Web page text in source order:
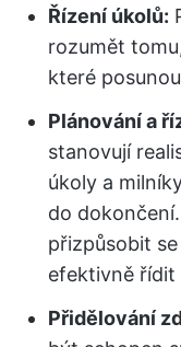
Řízení úkolů:
rozumět
které
Plánování a
stanovují
úkoly a
do
přizpůsobit
efektivně řídit
Přidělování